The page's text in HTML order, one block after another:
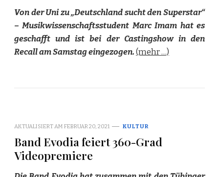
Von der Uni zu „Deutschland sucht den Superstar“
– Musikwissenschaftsstudent Marc Imam hat es
geschafft und ist bei der Castingshow in den
Recall am Samstag eingezogen.(mehr …)
AKTUALISIERT AM FEBRUAR 20, 2021 KULTUR
Band Evodia feiert 360-Grad
Videopremiere